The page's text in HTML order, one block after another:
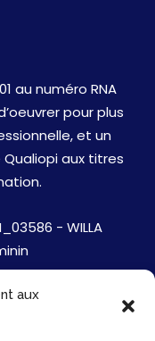
aux
au numéro RNA
pour plus
et un
aux titres
- WILLA
Jobs